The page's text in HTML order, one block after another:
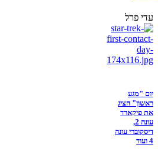
עדי פרל
יום "מגע
ראשון" הציג
את פיקארד
עונה 2,
דיסקוברי עונה
4 ועוד